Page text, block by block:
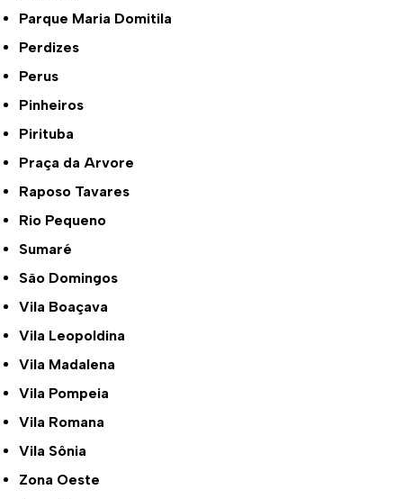
Parque Maria Domitila
Perdizes
Perus
Pinheiros
Pirituba
Praça da Arvore
Raposo Tavares
Rio Pequeno
Sumaré
São Domingos
Vila Boaçava
Vila Leopoldina
Vila Madalena
Vila Pompeia
Vila Romana
Vila Sônia
Zona Oeste